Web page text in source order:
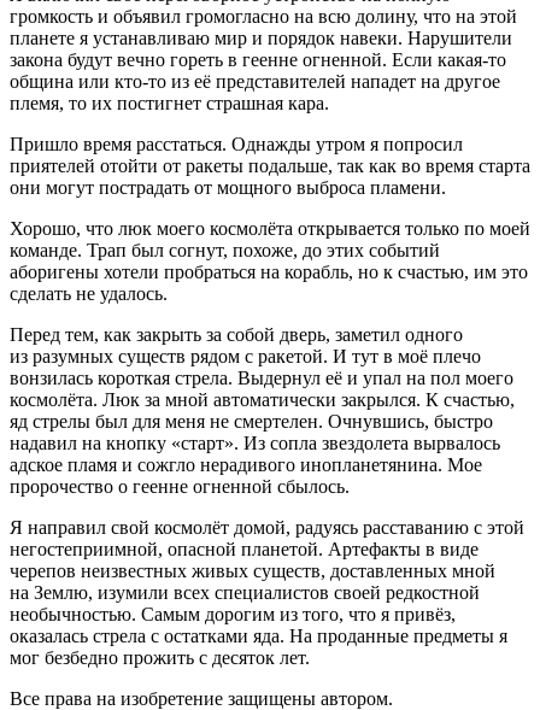
громкость и объявил громогласно на всю долину, что на этой
планете я устанавливаю мир и порядок навеки. Нарушители
закона будут вечно гореть в геенне огненной. Если какая-то
община или кто-то из её представителей нападет на другое
племя, то их постигнет страшная кара.
Пришло время расстаться. Однажды утром я попросил
приятелей отойти от ракеты подальше, так как во время старта
они могут пострадать от мощного выброса пламени.
Хорошо, что люк моего космолёта открывается только по моей
команде. Трап был согнут, похоже, до этих событий
аборигены хотели пробраться на корабль, но к счастью, им это
сделать не удалось.
Перед тем, как закрыть за собой дверь, заметил одного
из разумных существ рядом с ракетой. И тут в моё плечо
вонзилась короткая стрела. Выдернул её и упал на пол моего
космолёта. Люк за мной автоматически закрылся. К счастью,
яд стрелы был для меня не смертелен. Очнувшись, быстро
надавил на кнопку «старт». Из сопла звездолета вырвалось
адское пламя и сожгло нерадивого инопланетянина. Мое
пророчество о геенне огненной сбылось.
Я направил свой космолёт домой, радуясь расставанию с этой
негостеприимной, опасной планетой. Артефакты в виде
черепов неизвестных живых существ, доставленных мной
на Землю, изумили всех специалистов своей редкостной
необычностью. Самым дорогим из того, что я привёз,
оказалась стрела с остатками яда. На проданные предметы я
мог безбедно прожить с десяток лет.
Все права на изобретение защищены автором.